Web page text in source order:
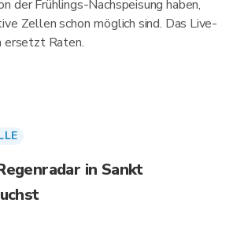
der Frühlings-Nachspeisung haben,
Zellen schon möglich sind. Das Live-
ersetzt Raten.
in Sankt